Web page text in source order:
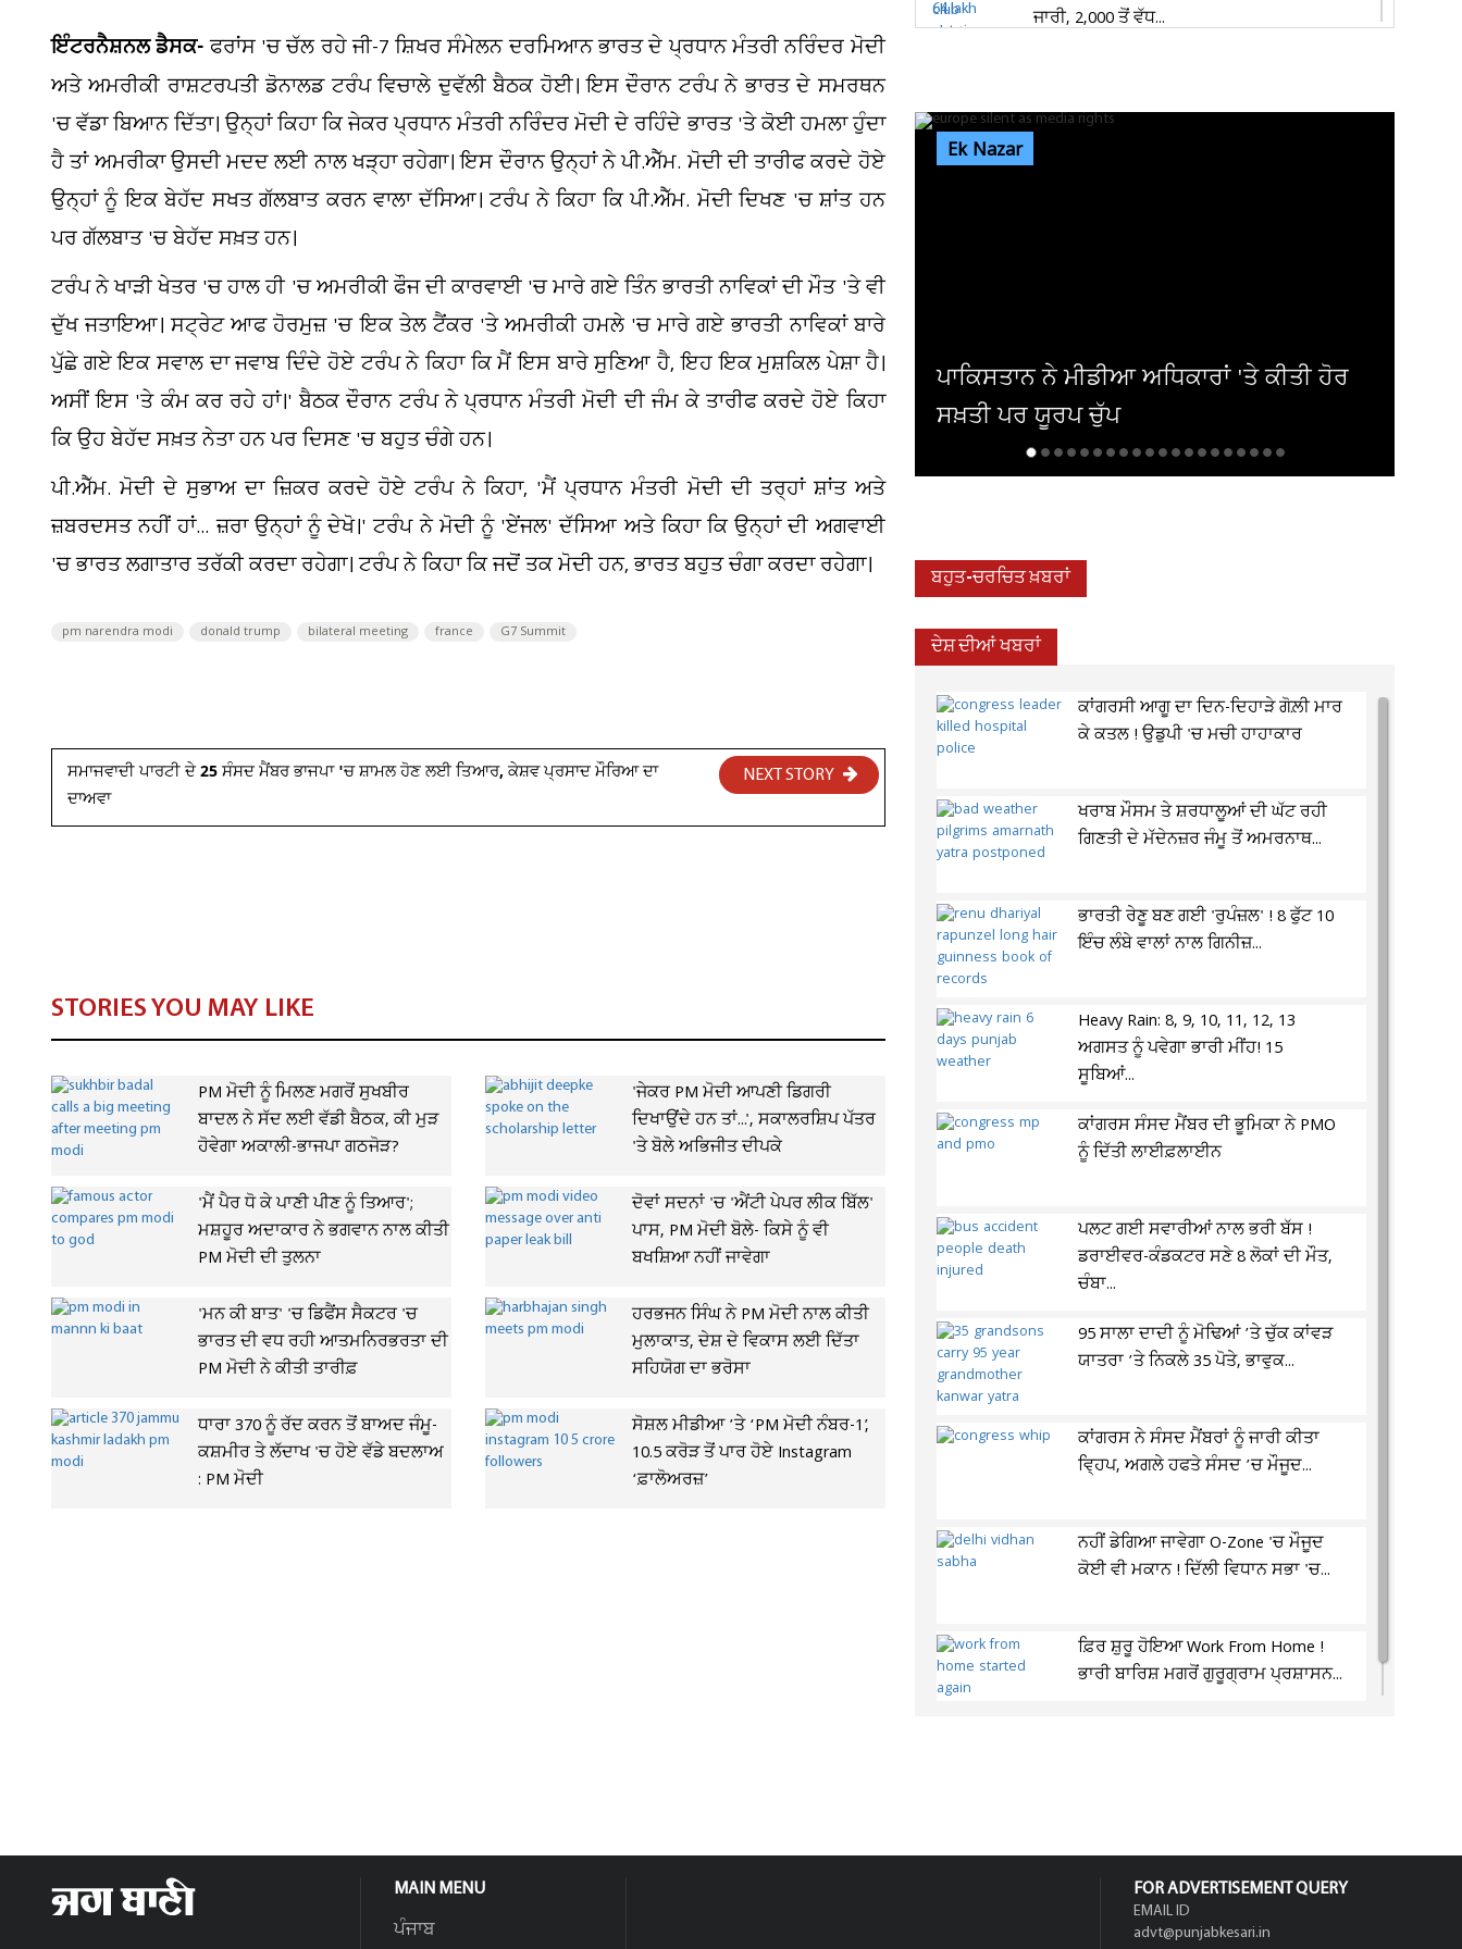
ਇੰਟਰਨੈਸ਼ਨਲ ਡੈਸਕ-ਫਰਾਂਸ 'ਚ ਚੱਲ ਰਹੇ ਜੀ-7 ਸ਼ਿਖਰ ਸੰਮੇਲਨ ਦਰਮਿਆਨ ਭਾਰਤ ਦੇ ਪ੍ਰਧਾਨ ਮੰਤਰੀ ਨਰਿੰਦਰ ਮੋਦੀ
ਅਤੇ ਅਮਰੀਕੀ ਰਾਸ਼ਟਰਪਤੀ ਡੋਨਾਲਡ ਟਰੰਪ ਵਿਚਾਲੇ ਦੁਵੱਲੀ ਬੈਠਕ ਹੋਈ। ਇਸ ਦੌਰਾਨ ਟਰੰਪ ਨੇ ਭਾਰਤ ਦੇ ਸਮਰਥਨ
'ਚ ਵੱਡਾ ਬਿਆਨ ਦਿੱਤਾ। ਉਨ੍ਹਾਂ ਕਿਹਾ ਕਿ ਜੇਕਰ ਪ੍ਰਧਾਨ ਮੰਤਰੀ ਨਰਿੰਦਰ ਮੋਦੀ ਦੇ ਰਹਿੰਦੇ ਭਾਰਤ 'ਤੇ ਕੋਈ ਹਮਲਾ ਹੁੰਦਾ
ਹੈ ਤਾਂ ਅਮਰੀਕਾ ਉਸਦੀ ਮਦਦ ਲਈ ਨਾਲ ਖੜ੍ਹਾ ਰਹੇਗਾ। ਇਸ ਦੌਰਾਨ ਉਨ੍ਹਾਂ ਨੇ ਪੀ.ਐੱਮ. ਮੋਦੀ ਦੀ ਤਾਰੀਫ ਕਰਦੇ ਹੋਏ
ਉਨ੍ਹਾਂ ਨੂੰ ਇਕ ਬੇਹੱਦ ਸਖਤ ਗੱਲਬਾਤ ਕਰਨ ਵਾਲਾ ਦੱਸਿਆ। ਟਰੰਪ ਨੇ ਕਿਹਾ ਕਿ ਪੀ.ਐੱਮ. ਮੋਦੀ ਦਿਖਣ 'ਚ ਸ਼ਾਂਤ ਹਨ
ਪਰ ਗੱਲਬਾਤ 'ਚ ਬੇਹੱਦ ਸਖ਼ਤ ਹਨ।
ਟਰੰਪ ਨੇ ਖਾੜੀ ਖੇਤਰ 'ਚ ਹਾਲ ਹੀ 'ਚ ਅਮਰੀਕੀ ਫੌਜ ਦੀ ਕਾਰਵਾਈ 'ਚ ਮਾਰੇ ਗਏ ਤਿੰਨ ਭਾਰਤੀ ਨਾਵਿਕਾਂ ਦੀ ਮੌਤ 'ਤੇ ਵੀ
ਦੁੱਖ ਜਤਾਇਆ। ਸਟ੍ਰੇਟ ਆਫ ਹੋਰਮੁਜ਼ 'ਚ ਇਕ ਤੇਲ ਟੈਂਕਰ 'ਤੇ ਅਮਰੀਕੀ ਹਮਲੇ 'ਚ ਮਾਰੇ ਗਏ ਭਾਰਤੀ ਨਾਵਿਕਾਂ ਬਾਰੇ
ਪੁੱਛੇ ਗਏ ਇਕ ਸਵਾਲ ਦਾ ਜਵਾਬ ਦਿੰਦੇ ਹੋਏ ਟਰੰਪ ਨੇ ਕਿਹਾ ਕਿ ਮੈਂ ਇਸ ਬਾਰੇ ਸੁਣਿਆ ਹੈ, ਇਹ ਇਕ ਮੁਸ਼ਕਿਲ ਪੇਸ਼ਾ ਹੈ।
ਅਸੀਂ ਇਸ 'ਤੇ ਕੰਮ ਕਰ ਰਹੇ ਹਾਂ।' ਬੈਠਕ ਦੌਰਾਨ ਟਰੰਪ ਨੇ ਪ੍ਰਧਾਨ ਮੰਤਰੀ ਮੋਦੀ ਦੀ ਜੰਮ ਕੇ ਤਾਰੀਫ ਕਰਦੇ ਹੋਏ ਕਿਹਾ
ਕਿ ਉਹ ਬੇਹੱਦ ਸਖ਼ਤ ਨੇਤਾ ਹਨ ਪਰ ਦਿਸਣ 'ਚ ਬਹੁਤ ਚੰਗੇ ਹਨ।
ਪੀ.ਐੱਮ. ਮੋਦੀ ਦੇ ਸੁਭਾਅ ਦਾ ਜ਼ਿਕਰ ਕਰਦੇ ਹੋਏ ਟਰੰਪ ਨੇ ਕਿਹਾ, 'ਮੈਂ ਪ੍ਰਧਾਨ ਮੰਤਰੀ ਮੋਦੀ ਦੀ ਤਰ੍ਹਾਂ ਸ਼ਾਂਤ ਅਤੇ
ਜ਼ਬਰਦਸਤ ਨਹੀਂ ਹਾਂ... ਜ਼ਰਾ ਉਨ੍ਹਾਂ ਨੂੰ ਦੇਖੋ।' ਟਰੰਪ ਨੇ ਮੋਦੀ ਨੂੰ 'ਏਂਜਲ' ਦੱਸਿਆ ਅਤੇ ਕਿਹਾ ਕਿ ਉਨ੍ਹਾਂ ਦੀ ਅਗਵਾਈ
'ਚ ਭਾਰਤ ਲਗਾਤਾਰ ਤਰੱਕੀ ਕਰਦਾ ਰਹੇਗਾ। ਟਰੰਪ ਨੇ ਕਿਹਾ ਕਿ ਜਦੋਂ ਤਕ ਮੋਦੀ ਹਨ, ਭਾਰਤ ਬਹੁਤ ਚੰਗਾ ਕਰਦਾ ਰਹੇਗਾ।
pm narendra modi donald trump bilateral meeting france G7 Summit
ਸਮਾਜਵਾਦੀ ਪਾਰਟੀ ਦੇ 25 ਸੰਸਦ ਮੈਂਬਰ ਭਾਜਪਾ 'ਚ ਸ਼ਾਮਲ ਹੋਣ ਲਈ ਤਿਆਰ, ਕੇਸ਼ਵ ਪ੍ਰਸਾਦ ਮੌਰਿਆ ਦਾ
ਦਾਅਵਾ
NEXT STORY
STORIES YOU MAY LIKE
PM ਮੋਦੀ ਨੂੰ ਮਿਲਣ ਮਗਰੋਂ ਸੁਖਬੀਰ
ਬਾਦਲ ਨੇ ਸੱਦ ਲਈ ਵੱਡੀ ਬੈਠਕ, ਕੀ ਮੁੜ
ਹੋਵੇਗਾ ਅਕਾਲੀ-ਭਾਜਪਾ ਗਠਜੋੜ?
'ਜੇਕਰ PM ਮੋਦੀ ਆਪਣੀ ਡਿਗਰੀ
ਦਿਖਾਉਂਦੇ ਹਨ ਤਾਂ...', ਸਕਾਲਰਸ਼ਿਪ ਪੱਤਰ
'ਤੇ ਬੋਲੇ ਅਭਿਜੀਤ ਦੀਪਕੇ
'ਮੈਂ ਪੈਰ ਧੋ ਕੇ ਪਾਣੀ ਪੀਣ ਨੂੰ ਤਿਆਰ';
ਮਸ਼ਹੂਰ ਅਦਾਕਾਰ ਨੇ ਭਗਵਾਨ ਨਾਲ ਕੀਤੀ
PM ਮੋਦੀ ਦੀ ਤੁਲਨਾ
ਦੋਵਾਂ ਸਦਨਾਂ 'ਚ 'ਐਂਟੀ ਪੇਪਰ ਲੀਕ ਬਿੱਲ'
ਪਾਸ, PM ਮੋਦੀ ਬੋਲੇ- ਕਿਸੇ ਨੂੰ ਵੀ
ਬਖਸ਼ਿਆ ਨਹੀਂ ਜਾਵੇਗਾ
'ਮਨ ਕੀ ਬਾਤ' 'ਚ ਡਿਫੈਂਸ ਸੈਕਟਰ 'ਚ
ਭਾਰਤ ਦੀ ਵਧ ਰਹੀ ਆਤਮਨਿਰਭਰਤਾ ਦੀ
PM ਮੋਦੀ ਨੇ ਕੀਤੀ ਤਾਰੀਫ਼
ਹਰਭਜਨ ਸਿੰਘ ਨੇ PM ਮੋਦੀ ਨਾਲ ਕੀਤੀ
ਮੁਲਾਕਾਤ, ਦੇਸ਼ ਦੇ ਵਿਕਾਸ ਲਈ ਦਿੱਤਾ
ਸਹਿਯੋਗ ਦਾ ਭਰੋਸਾ
ਧਾਰਾ 370 ਨੂੰ ਰੱਦ ਕਰਨ ਤੋਂ ਬਾਅਦ ਜੰਮੂ-
ਕਸ਼ਮੀਰ ਤੇ ਲੱਦਾਖ 'ਚ ਹੋਏ ਵੱਡੇ ਬਦਲਾਅ
: PM ਮੋਦੀ
ਸੋਸ਼ਲ ਮੀਡੀਆ ’ਤੇ ‘PM ਮੋਦੀ ਨੰਬਰ-1’,
10.5 ਕਰੋੜ ਤੋਂ ਪਾਰ ਹੋਏ Instagram
‘ਫ਼ਾਲੋਅਰਜ਼’
ਜਾਰੀ, 2,000 ਤੋਂ ਵੱਧ...
Ek Nazar
ਪਾਕਿਸਤਾਨ ਨੇ ਮੀਡੀਆ ਅਧਿਕਾਰਾਂ 'ਤੇ ਕੀਤੀ ਹੋਰ
ਸਖ਼ਤੀ ਪਰ ਯੂਰਪ ਚੁੱਪ
"ਆਪਣੇ ਪਤੀਆਂ ਨੂੰ ਚੀਟ ਕਰਦੇ ਹੋਏ ਮੈਂ ਹੀ ਫੜਿਆ
ਸੀ..."; ਸ਼ਵੇਤਾ ਤਿਵਾਰੀ ਦਾ...
ਬਹੁਤ-ਚਰਚਿਤ ਖ਼ਬਰਾਂ
ਦੇਸ਼ ਦੀਆਂ ਖਬਰਾਂ
ਕਾਂਗਰਸੀ ਆਗੂ ਦਾ ਦਿਨ-ਦਿਹਾੜੇ ਗੋਲ਼ੀ ਮਾਰ
ਕੇ ਕਤਲ ! ਉਡੁਪੀ 'ਚ ਮਚੀ ਹਾਹਾਕਾਰ
ਖਰਾਬ ਮੌਸਮ ਤੇ ਸ਼ਰਧਾਲੂਆਂ ਦੀ ਘੱਟ ਰਹੀ
ਗਿਣਤੀ ਦੇ ਮੱਦੇਨਜ਼ਰ ਜੰਮੂ ਤੋਂ ਅਮਰਨਾਥ...
ਭਾਰਤੀ ਰੇਣੂ ਬਣ ਗਈ 'ਰੁਪੰਜ਼ਲ' ! 8 ਫੁੱਟ 10
ਇੰਚ ਲੰਬੇ ਵਾਲਾਂ ਨਾਲ ਗਿਨੀਜ਼...
Heavy Rain: 8, 9, 10, 11, 12, 13
ਅਗਸਤ ਨੂੰ ਪਵੇਗਾ ਭਾਰੀ ਮੀਂਹ! 15
ਸੂਬਿਆਂ...
ਕਾਂਗਰਸ ਸੰਸਦ ਮੈਂਬਰ ਦੀ ਭੂਮਿਕਾ ਨੇ PMO
ਨੂੰ ਦਿੱਤੀ ਲਾਈਫ਼ਲਾਈਨ
ਪਲਟ ਗਈ ਸਵਾਰੀਆਂ ਨਾਲ ਭਰੀ ਬੱਸ !
ਡਰਾਈਵਰ-ਕੰਡਕਟਰ ਸਣੇ 8 ਲੋਕਾਂ ਦੀ ਮੌਤ,
ਚੰਬਾ...
95 ਸਾਲਾ ਦਾਦੀ ਨੂੰ ਮੋਢਿਆਂ ’ਤੇ ਚੁੱਕ ਕਾਂਵੜ
ਯਾਤਰਾ ’ਤੇ ਨਿਕਲੇ 35 ਪੋਤੇ, ਭਾਵੁਕ...
ਕਾਂਗਰਸ ਨੇ ਸੰਸਦ ਮੈਂਬਰਾਂ ਨੂੰ ਜਾਰੀ ਕੀਤਾ
ਵ੍ਹਿਪ, ਅਗਲੇ ਹਫਤੇ ਸੰਸਦ ’ਚ ਮੌਜੂਦ...
ਨਹੀਂ ਡੇਗਿਆ ਜਾਵੇਗਾ O-Zone 'ਚ ਮੌਜੂਦ
ਕੋਈ ਵੀ ਮਕਾਨ ! ਦਿੱਲੀ ਵਿਧਾਨ ਸਭਾ 'ਚ...
ਫ਼ਿਰ ਸ਼ੁਰੂ ਹੋਇਆ Work From Home !
ਭਾਰੀ ਬਾਰਿਸ਼ ਮਗਰੋਂ ਗੁਰੂਗ੍ਰਾਮ ਪ੍ਰਸ਼ਾਸਨ...
MAIN MENU
ਪੰਜਾਬ
FOR ADVERTISEMENT QUERY
EMAIL ID
advt@punjabkesari.in